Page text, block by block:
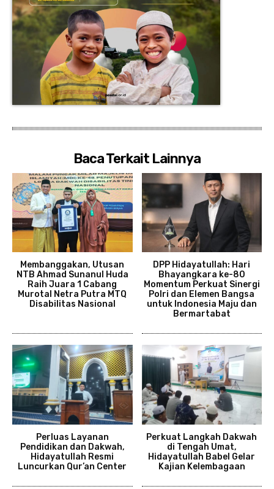
Baca Terkait Lainnya
Membanggakan, Utusan
NTB Ahmad Sunanul Huda
Raih Juara 1 Cabang
Murotal Netra Putra MTQ
Disabilitas Nasional
DPP Hidayatullah: Hari
Bhayangkara ke-80
Momentum Perkuat Sinergi
Polri dan Elemen Bangsa
untuk Indonesia Maju dan
Bermartabat
Perluas Layanan
Pendidikan dan Dakwah,
Hidayatullah Resmi
Luncurkan Qur’an Center
Perkuat Langkah Dakwah
di Tengah Umat,
Hidayatullah Babel Gelar
Kajian Kelembagaan